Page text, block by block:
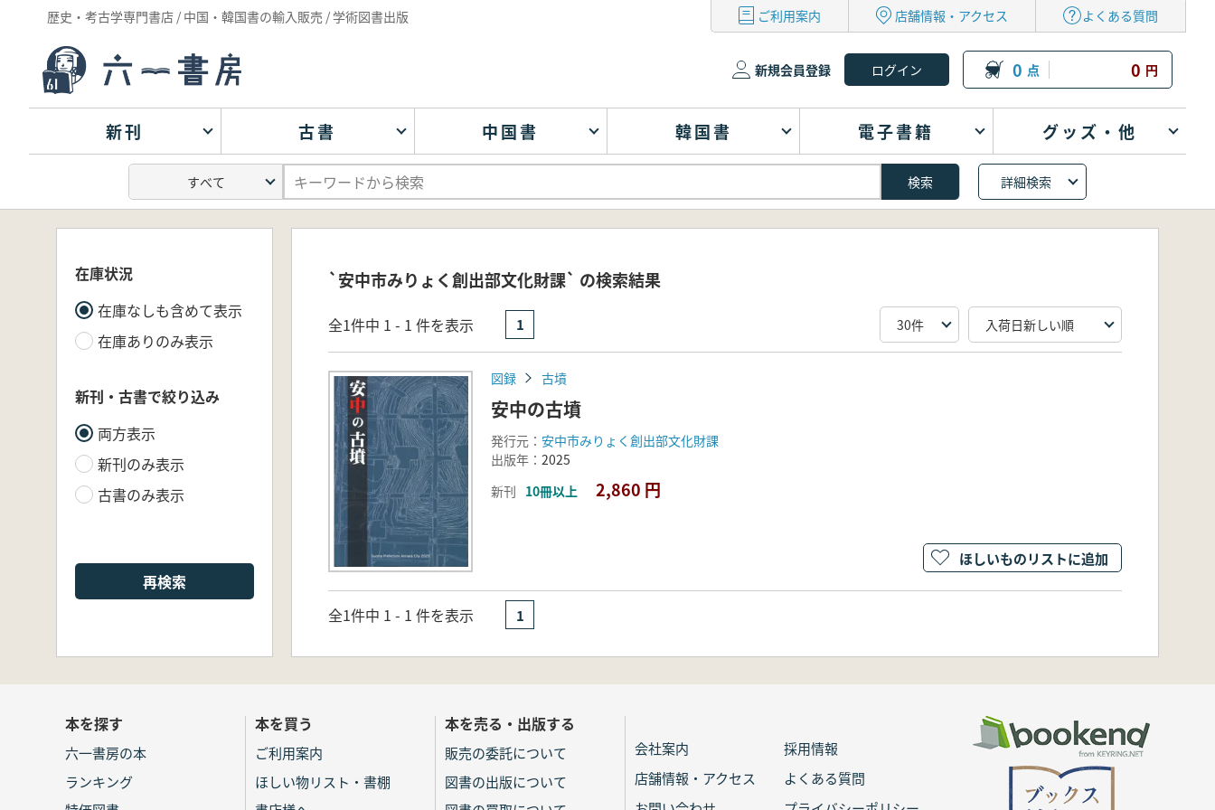
歴史・考古学専門書店 / 中国・韓国書の輸入販売 / 学術図書出版 ご利用案内 店舗情報・アクセス よくある質問
新規会員登録 0 点 0 円
新刊 古書 中国書 韓国書 電子書籍 グッズ・他
詳細検索
在庫状況
在庫なしも含めて表示
在庫ありのみ表示
新刊・古書で絞り込み
両方表示
新刊のみ表示
古書のみ表示
再検索
`安中市みりょく創出部文化財課` の検索結果
全1件中 1 - 1 件を表示 1
図録 古墳
安中の古墳
発行元： 安中市みりょく創出部文化財課
出版年： 2025
新刊 10冊以上 2,860 円
ほしいものリストに追加
全1件中 1 - 1 件を表示 1
本を探す
六一書房の本
ランキング
本を買う
ご利用案内
ほしい物リスト・書棚
本を売る・出版する
販売の委託について
図書の出版について
会社案内
採用情報
店舗情報・アクセス
よくある質問